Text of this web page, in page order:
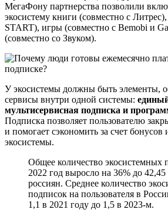
МегаФону партнерства позволили
экосистему книги (совместно с
START), игры (совместно с Bemobi и
(совместно со Звуком).
У экосистемы должны быть элементы,
сервисы внутри одной системы:
мультисервисная подписка и
Подписка позволяет пользователю
и помогает сэкономить за счет
экосистемы.
Общее количество экосистемных
2022 год выросло на 36% до
россиян. Среднее количество
подписок на пользователя в
1,1 в 2021 году до 1,5 в 2023-м.